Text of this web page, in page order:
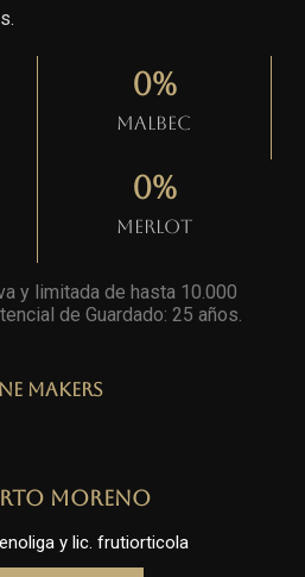
Malbec
0%
Merlot
0%
y limitada de hasta 10.000
de Guardado: 25 años
Makers
Moreno
y lic. frutiorticola